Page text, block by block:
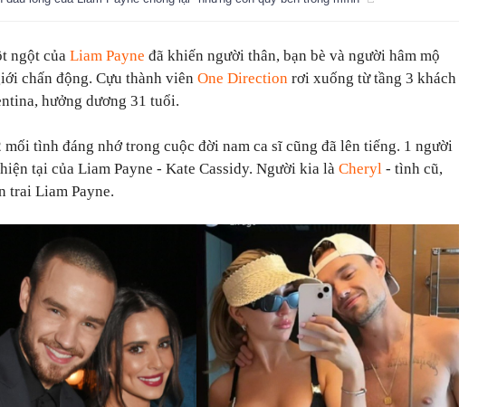
ngột của Liam Payne đã khiến người thân, bạn bè và người hâm mộ
chấn động. Cựu thành viên One Direction rơi xuống từ tầng 3 khách
hưởng dương 31 tuổi.
mối tình đáng nhớ trong cuộc đời nam ca sĩ cũng đã lên tiếng. 1 người
tại của Liam Payne - Kate Cassidy. Người kia là Cheryl - tình cũ,
trai Liam Payne.